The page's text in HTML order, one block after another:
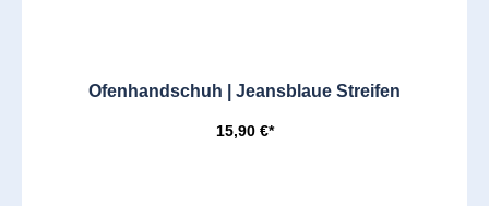
Ofenhandschuh | Jeansblaue Streifen
15,90 €*